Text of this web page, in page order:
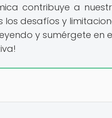
contribuye a
desafíos y
y sumérgete en